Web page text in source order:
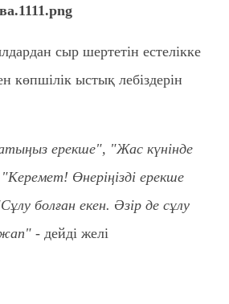
сыр шертетін естелікке
көпшілік ыстық лебіздерін
ерекше", "Жас күнінде
Өнеріңізді ерекше
болған екен. Әзір де сұлу
- дейді желі